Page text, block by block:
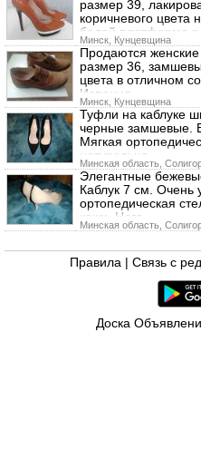
размер 39,
коричневого цвета
белой платформе в
Минск, Кунцевщина
Продаются
размер 36,
цвета в отличном
Испания
Минск, Кунцевщина
Туфли на каблуке
черные замшевые.
Мягкая
натурально
Минская область,
Элегантные
Каблук 7 см. Очень
ортопедическая
кожи. Нога
Минская область,
Правила Связь с
Доска